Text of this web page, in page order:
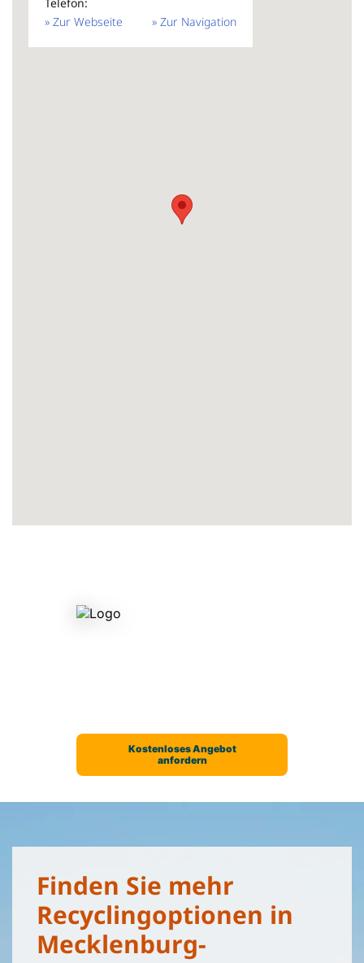
» Zur Navigation
» Zur Webseite
Finden Sie mehr
Recyclingoptionen in
Mecklenburg-